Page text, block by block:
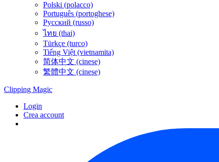
Polski (polacco)
Português (portoghese)
Русский (russo)
ไทย (thai)
Türkçe (turco)
Tiếng Việt (vietnamita)
简体中文 (cinese)
繁體中文 (cinese)
Clipping Magic
Login
Crea account